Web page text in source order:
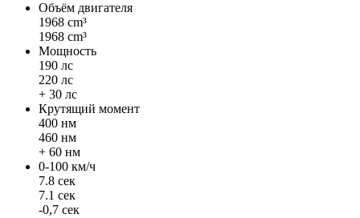
Объём двигателя
1968 cm³
1968 cm³
Мощность
190 лс
220 лс
+ 30 лс
Крутящий момент
400 нм
460 нм
+ 60 нм
0-100 км/ч
7.8 сек
7.1 сек
-0,7 сек